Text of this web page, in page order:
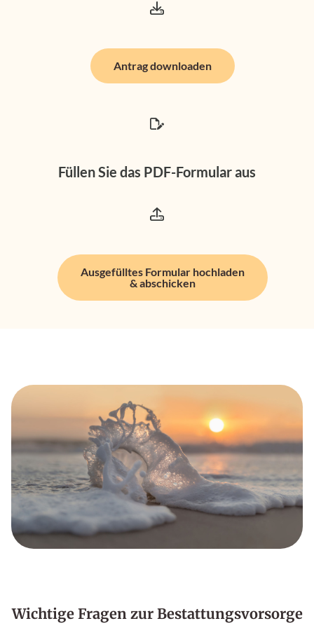
Kontakt
Antrag downloaden
Füllen Sie das PDF-Formular aus
Ausgefülltes Formular hochladen
& abschicken
Wichtige Fragen zur Bestattungsvorsorge